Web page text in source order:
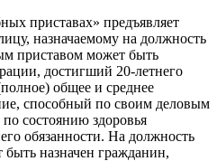
приставах» предъявляет
назначаемому на должность
приставом может быть
достигший 20-летнего
общее и среднее
способный по своим деловым
состоянию здоровья
обязанности. На должность
быть назначен гражданин,